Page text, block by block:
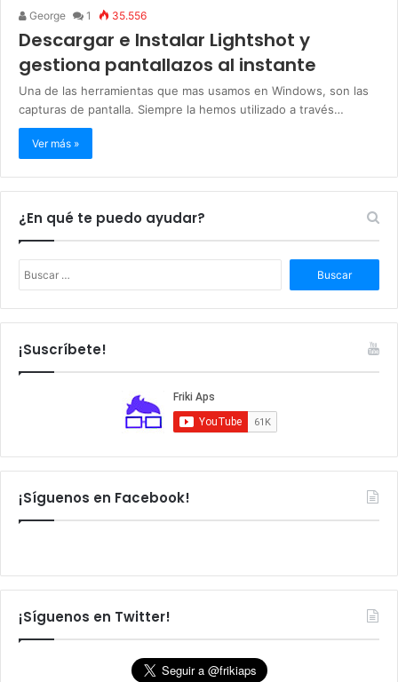
George 1 35.556
Descargar e Instalar Lightshot y
gestiona pantallazos al instante
Una de las herramientas que mas usamos en Windows, son las
capturas de pantalla. Siempre la hemos utilizado a través…
Ver más »
¿En qué te puedo ayudar?
s
c
¡Suscríbete!
¡Síguenos en Facebook!
¡Síguenos en Twitter!